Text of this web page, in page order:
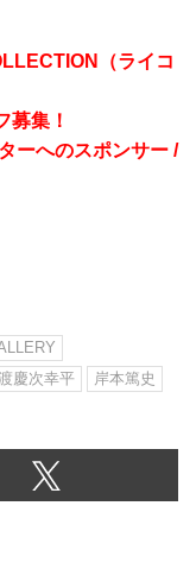
（ライコ
募集！
ーへのスポンサー /
慶次幸平
岸本篤史